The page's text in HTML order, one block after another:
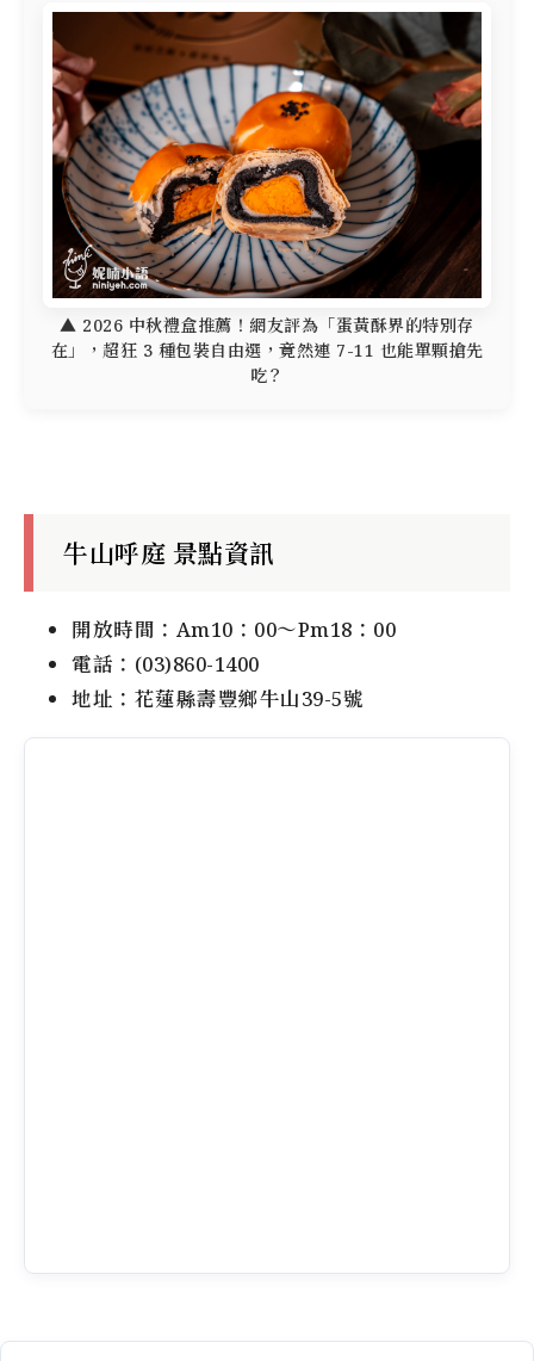
▲ 2026 中秋禮盒推薦！網友評為「蛋黃酥界的特別存
在」，超狂 3 種包裝自由選，竟然連 7-11 也能單顆搶先
吃？
牛山呼庭 景點資訊
開放時間：Am10：00～Pm18：00
電話：(03)860-1400
地址：花蓮縣壽豐鄉牛山39-5號